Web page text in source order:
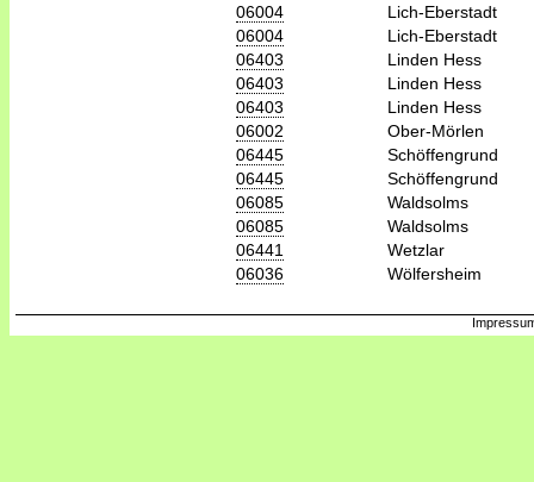
06004
Lich-Eberstadt
06004
Lich-Eberstadt
06403
Linden Hess
06403
Linden Hess
06403
Linden Hess
06002
Ober-Mörlen
06445
Schöffengrund
06445
Schöffengrund
06085
Waldsolms
06085
Waldsolms
06441
Wetzlar
06036
Wölfersheim